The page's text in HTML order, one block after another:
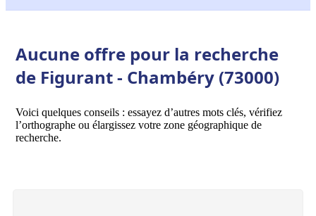
Aucune offre pour la recherche
de Figurant - Chambéry (73000)
Voici quelques conseils : essayez d’autres mots clés, vérifiez
l’orthographe ou élargissez votre zone géographique de
recherche.